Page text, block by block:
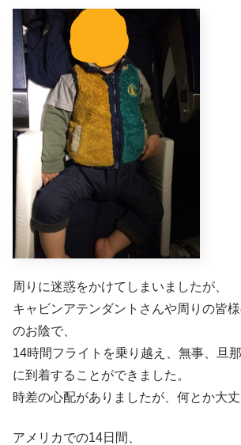
周りに迷惑をかけてしまいましたが、
キャビンアテンダントさんや周りの皆
のお陰で、
14時間フライトを乗り越え、無事、旦
に到着することができました。
時差の心配がありましたが、何とか大丈
アメリカでの14日間、